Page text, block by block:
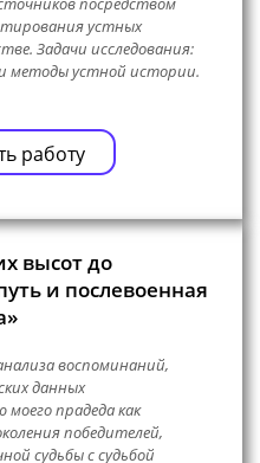
устных
Задачи исследования:
методы устной истории.
работу
высот до
и послевоенная
воспоминаний,
данных
прадеда как
победителей,
судьбы с судьбой